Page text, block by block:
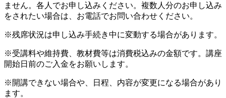
ません。各人でお申し込みください。複数人分のお申し込み
をされたい場合は、お電話でお問い合わせください。
※残席状況は申し込み手続き中に変動する場合があります。
※受講料や維持費、教材費等は消費税込みの金額です。講座
開始日前のご入金をお願いします。
※開講できない場合や、日程、内容が変更になる場合があり
ます。